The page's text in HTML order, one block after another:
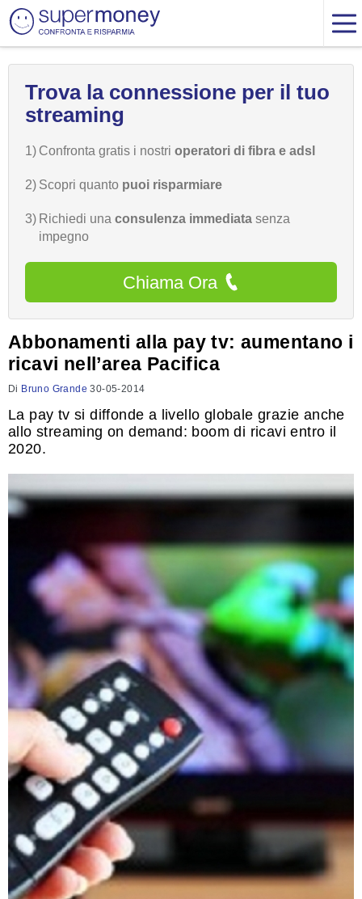
Trova la connessione per il tuo
streaming
1) Confronta gratis i nostri operatori di fibra e adsl
2) Scopri quanto puoi risparmiare
3) Richiedi una consulenza immediata senza
impegno
Chiama Ora
Abbonamenti alla pay tv: aumentano i
ricavi nell’area Pacifica
Di Bruno Grande 30-05-2014
La pay tv si diffonde a livello globale grazie anche
allo streaming on demand: boom di ricavi entro il
2020.